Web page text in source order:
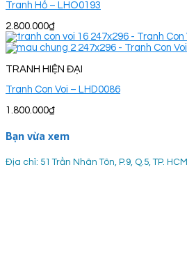
Tranh Hổ – LHO0193
2.800.000₫
TRANH HIỆN ĐẠI
Tranh Con Voi – LHD0086
1.800.000₫
Bạn vừa xem
Địa chỉ: 51 Trần Nhân Tôn, P.9, Q.5, TP. HCM